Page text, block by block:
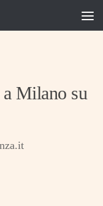
Milano su